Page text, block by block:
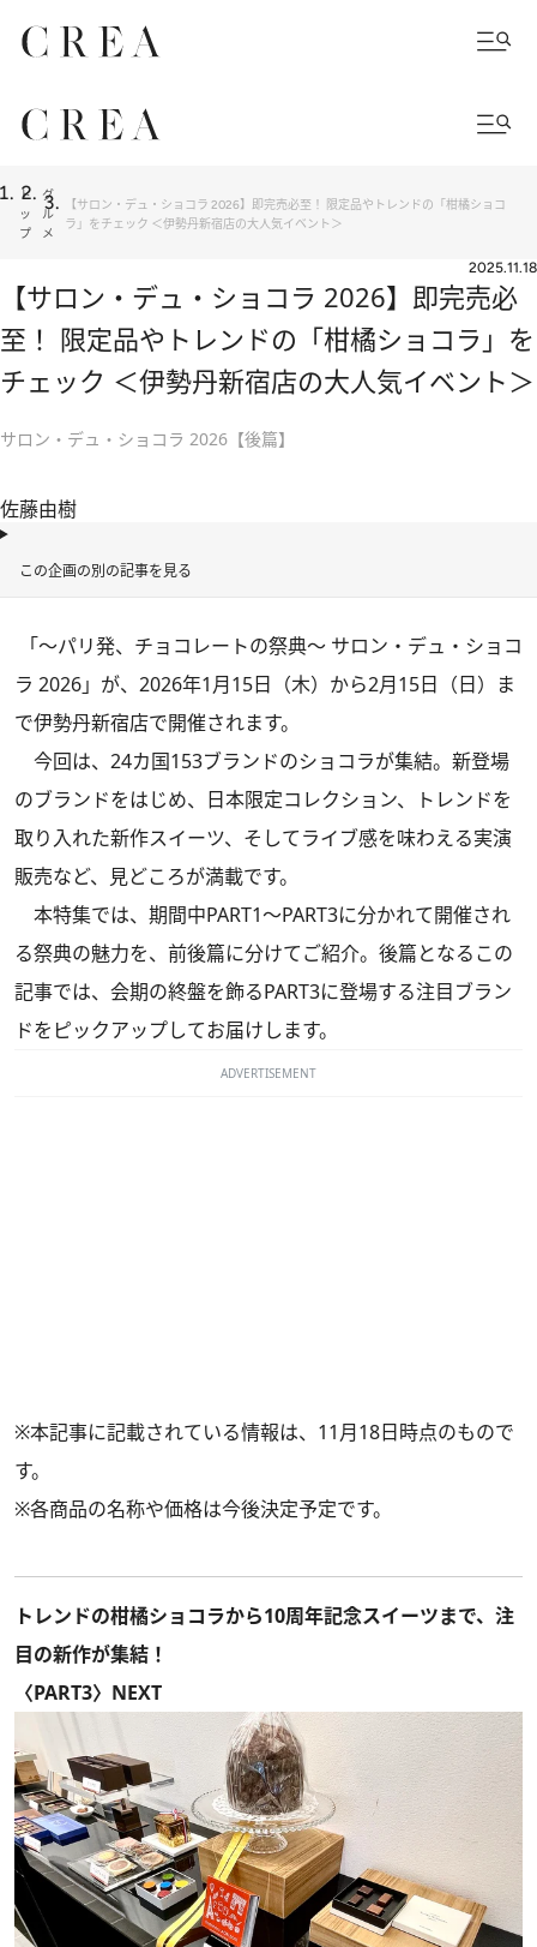
ト
ッ
プ
グ
ル
メ
【サロン・デュ・ショコラ 2026】即完売必至！ 限定品やトレンドの「柑橘ショコ
ラ」をチェック ＜伊勢丹新宿店の大人気イベント＞
2025.11.18
【サロン・デュ・ショコラ 2026】即完売必
至！ 限定品やトレンドの「柑橘ショコラ」を
チェック ＜伊勢丹新宿店の大人気イベント＞
サロン・デュ・ショコラ 2026【後篇】
佐藤由樹
この企画の別の記事を見る
「～パリ発、チョコレートの祭典～ サロン・デュ・ショコ
ラ 2026」が、2026年1月15日（木）から2月15日（日）ま
で伊勢丹新宿店で開催されます。
今回は、24カ国153ブランドのショコラが集結。新登場
のブランドをはじめ、日本限定コレクション、トレンドを
取り入れた新作スイーツ、そしてライブ感を味わえる実演
販売など、見どころが満載です。
本特集では、期間中PART1〜PART3に分かれて開催され
る祭典の魅力を、前後篇に分けてご紹介。後篇となるこの
記事では、会期の終盤を飾るPART3に登場する注目ブラン
ドをピックアップしてお届けします。
ADVERTISEMENT
※本記事に記載されている情報は、11月18日時点のもので
す。
※各商品の名称や価格は今後決定予定です。
トレンドの柑橘ショコラから10周年記念スイーツまで、注
目の新作が集結！
〈PART3〉NEXT